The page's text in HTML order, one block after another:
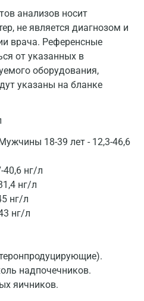
анализов носит
не является диагнозом и
врача. Референсные
от указанных в
оборудования,
указаны на бланке
18-39 лет - 12,3-46,6
нг/л
нг/л
нг/л
нг/л
надпочечников.
яичников.